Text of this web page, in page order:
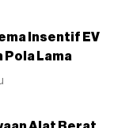
Insentif EV
Lama